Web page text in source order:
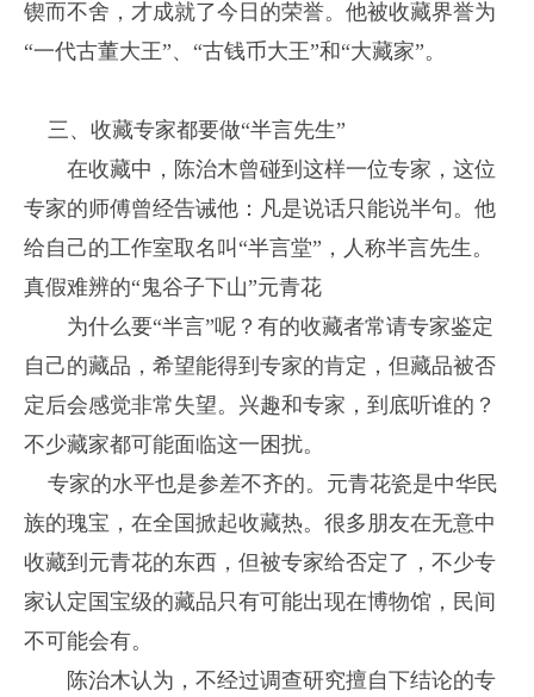
锲而不舍，才成就了今日的荣誉。他被收藏界誉为
“一代古董大王”、“古钱币大王”和“大藏家”。
三、收藏专家都要做“半言先生”
在收藏中，陈治木曾碰到这样一位专家，这位
专家的师傅曾经告诫他：凡是说话只能说半句。他
给自己的工作室取名叫“半言堂”，人称半言先生。
真假难辨的“鬼谷子下山”元青花
为什么要“半言”呢？有的收藏者常请专家鉴定
自己的藏品，希望能得到专家的肯定，但藏品被否
定后会感觉非常失望。兴趣和专家，到底听谁的？
不少藏家都可能面临这一困扰。
专家的水平也是参差不齐的。元青花瓷是中华民
族的瑰宝，在全国掀起收藏热。很多朋友在无意中
收藏到元青花的东西，但被专家给否定了，不少专
家认定国宝级的藏品只有可能出现在博物馆，民间
不可能会有。
陈治木认为，不经过调查研究擅自下结论的专